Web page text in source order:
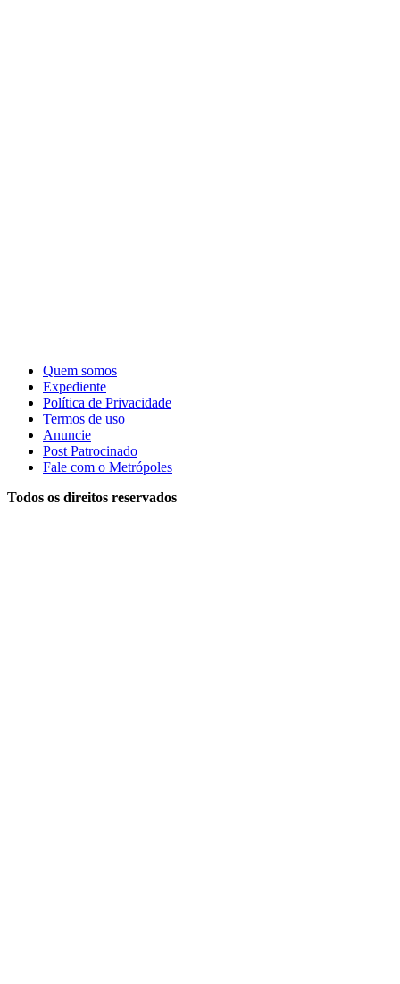
Quem somos
Expediente
Política de Privacidade
Termos de uso
Anuncie
Post Patrocinado
Fale com o Metrópoles
Todos os direitos reservados